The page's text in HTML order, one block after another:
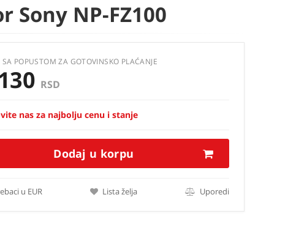
Sony NP-FZ100
POPUSTOM ZA GOTOVINSKO PLAĆANJE
RSD
nas za najbolju cenu i stanje
Dodaj u korpu
u EUR Lista želja Uporedi